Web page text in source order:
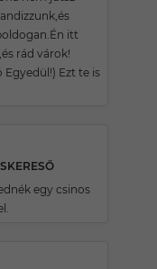
itt
rád várok!
Egyedül!) Ezt te is
egy csinos